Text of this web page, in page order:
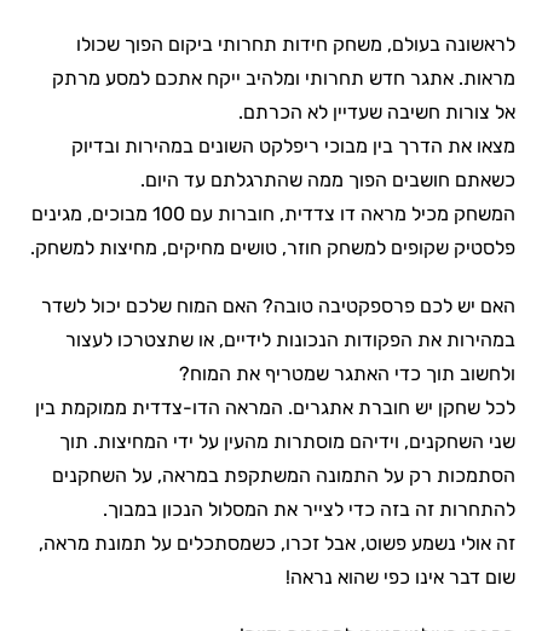
לראשונה בעולם, משחק חידות תחרותי ביקום הפוך שכולו
מראות. אתגר חדש תחרותי ומלהיב ייקח אתכם למסע מרתק
אל צורות חשיבה שעדיין לא הכרתם.
מצאו את הדרך בין מבוכי ריפלקט השונים במהירות ובדיוק
כשאתם חושבים הפוך ממה שהתרגלתם עד היום.
המשחק מכיל מראה דו צדדית, חוברות עם 100 מבוכים, מגינים
פלסטיק שקופים למשחק חוזר, טושים מחיקים, מחיצות למשחק.
האם יש לכם פרספקטיבה טובה? האם המוח שלכם יכול לשדר
במהירות את הפקודות הנכונות לידיים, או שתצטרכו לעצור
ולחשוב תוך כדי האתגר שמטריף את המוח?
לכל שחקן יש חוברת אתגרים. המראה הדו-צדדית ממוקמת בין
שני השחקנים, וידיהם מוסתרות מהעין על ידי המחיצות. תוך
הסתמכות רק על התמונה המשתקפת במראה, על השחקנים
להתחרות זה בזה כדי לצייר את המסלול הנכון במבוך.
זה אולי נשמע פשוט, אבל זכרו, כשמסתכלים על תמונת מראה,
שום דבר אינו כפי שהוא נראה!